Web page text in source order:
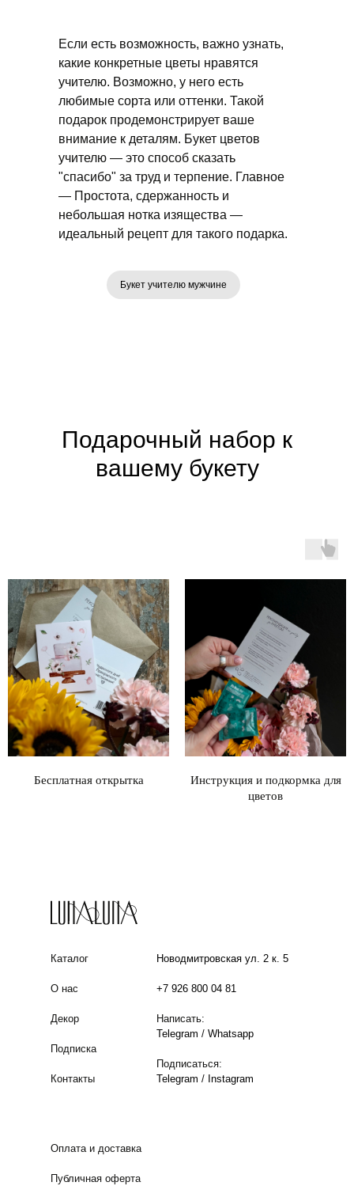
Если есть возможность, важно узнать,
какие конкретные цветы нравятся
учителю. Возможно, у него есть
любимые сорта или оттенки. Такой
подарок продемонстрирует ваше
внимание к деталям. Букет цветов
учителю — это способ сказать
"спасибо" за труд и терпение. Главное
— Простота, сдержанность и
небольшая нотка изящества —
идеальный рецепт для такого подарка.
Букет учителю мужчине
Подарочный набор к
вашему букету
Бесплатная открытка
Инструкция и подкормка для
цветов
Оплата и доставка
Публичная оферта
Каталог
О нас
Декор
Подписка
Контакты
Новодмитровская ул. 2 к. 5
+7 926 800 04 81
Написать:
Telegram / Whatsapp
Подписаться:
Telegram / Instagram